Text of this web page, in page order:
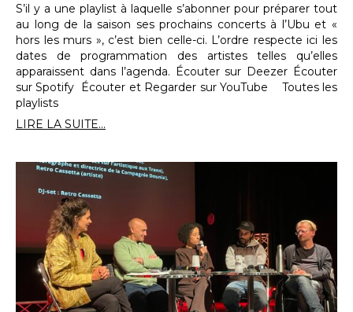
S’il y a une playlist à laquelle s’abonner pour préparer tout
au long de la saison ses prochains concerts à l’Ubu et «
hors les murs », c’est bien celle-ci. L’ordre respecte ici les
dates de programmation des artistes telles qu’elles
apparaissent dans l’agenda. Écouter sur Deezer Écouter
sur Spotify Écouter et Regarder sur YouTube Toutes les
playlists
LIRE LA SUITE...